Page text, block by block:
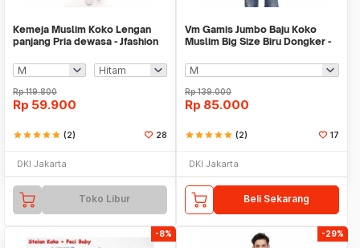
Kemeja Muslim Koko Lengan
panjang Pria dewasa - Jfashion
Rp119.800
Rp 59.900
starstarstarstarstar (2) 28
DKI Jakarta
Toko Libur
Vm Gamis Jumbo Baju Koko
Muslim Big Size Biru Dongker -
Rp139.000
Rp 85.000
starstarstarstarstar (2) 17
DKI Jakarta
Beli Sekarang
-8% -29%